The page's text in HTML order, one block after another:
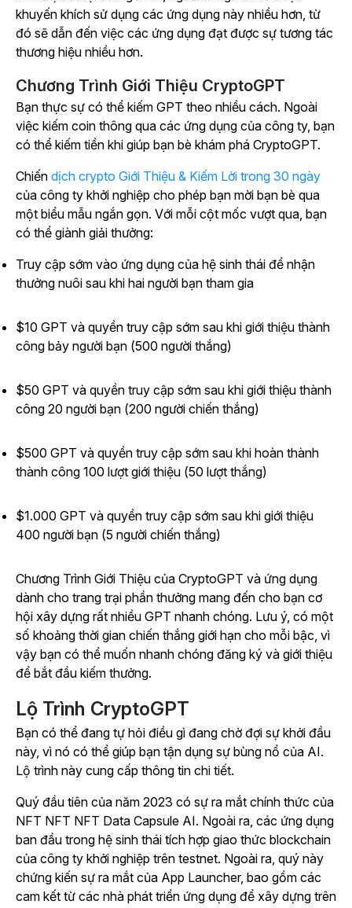
khuyến khích sử dụng các ứng dụng này nhiều hơn, từ
đó sẽ dẫn đến việc các ứng dụng đạt được sự tương tác
thương hiệu nhiều hơn.
Chương Trình Giới Thiệu CryptoGPT
Bạn thực sự có thể kiếm GPT theo nhiều cách. Ngoài
việc kiếm coin thông qua các ứng dụng của công ty, bạn
có thể kiếm tiền khi giúp bạn bè khám phá CryptoGPT.
Chiến dịch crypto Giới Thiệu & Kiếm Lời trong 30 ngày
của công ty khởi nghiệp cho phép bạn mời bạn bè qua
một biểu mẫu ngắn gọn. Với mỗi cột mốc vượt qua, bạn
có thể giành giải thưởng:
Truy cập sớm vào ứng dụng của hệ sinh thái để nhận
thưởng nuôi sau khi hai người bạn tham gia
$10 GPT và quyền truy cập sớm sau khi giới thiệu thành
công bảy người bạn (500 người thắng)
$50 GPT và quyền truy cập sớm sau khi giới thiệu thành
công 20 người bạn (200 người chiến thắng)
$500 GPT và quyền truy cập sớm sau khi hoàn thành
thành công 100 lượt giới thiệu (50 lượt thắng)
$1.000 GPT và quyền truy cập sớm sau khi giới thiệu
400 người bạn (5 người chiến thắng)
Chương Trình Giới Thiệu của CryptoGPT và ứng dụng
dành cho trang trại phần thưởng mang đến cho bạn cơ
hội xây dựng rất nhiều GPT nhanh chóng. Lưu ý, có một
số khoảng thời gian chiến thắng giới hạn cho mỗi bậc, vì
vậy bạn có thể muốn nhanh chóng đăng ký và giới thiệu
để bắt đầu kiếm thưởng.
Lộ Trình CryptoGPT
Bạn có thể đang tự hỏi điều gì đang chờ đợi sự khởi đầu
này, vì nó có thể giúp bạn tận dụng sự bùng nổ của AI.
Lộ trình này cung cấp thông tin chi tiết.
Quý đầu tiên của năm 2023 có sự ra mắt chính thức của
NFT NFT NFT Data Capsule AI. Ngoài ra, các ứng dụng
ban đầu trong hệ sinh thái tích hợp giao thức blockchain
của công ty khởi nghiệp trên testnet. Ngoài ra, quý này
chứng kiến sự ra mắt của App Launcher, bao gồm các
cam kết từ các nhà phát triển ứng dụng để xây dựng trên